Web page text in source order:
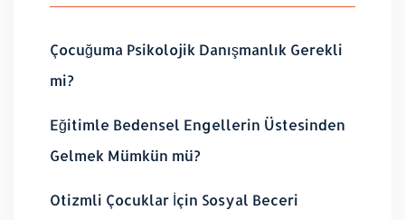
Çocuğuma Psikolojik Danışmanlık Gerekli
mi?
Eğitimle Bedensel Engellerin Üstesinden
Gelmek Mümkün mü?
Otizmli Çocuklar İçin Sosyal Beceri